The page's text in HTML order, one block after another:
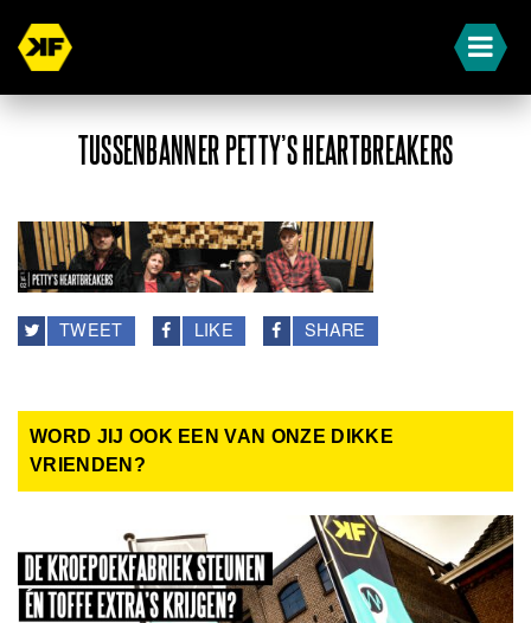
TUSSENBANNER PETTY’S HEARTBREAKERS
TWEET LIKE SHARE
WORD JIJ OOK EEN VAN ONZE DIKKE
VRIENDEN?